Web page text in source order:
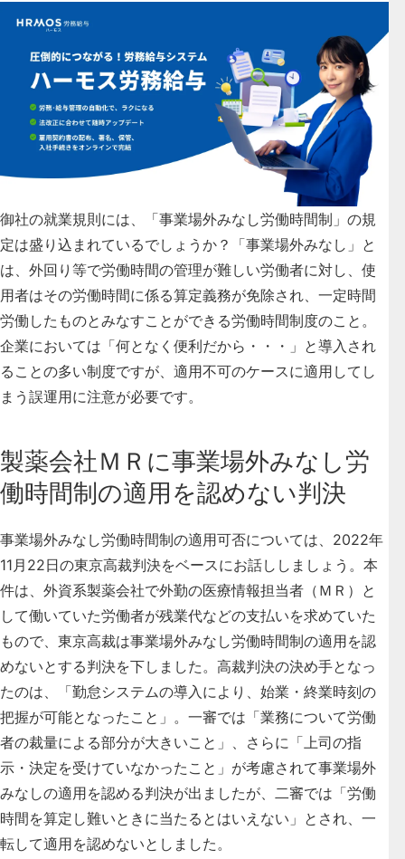
御社の就業規則には、「事業場外みなし労働時間制」の規
定は盛り込まれているでしょうか？「事業場外みなし」と
は、外回り等で労働時間の管理が難しい労働者に対し、使
用者はその労働時間に係る算定義務が免除され、一定時間
労働したものとみなすことができる労働時間制度のこと。
企業においては「何となく便利だから・・・」と導入され
ることの多い制度ですが、適用不可のケースに適用してし
まう誤運用に注意が必要です。
製薬会社ＭＲに事業場外みなし労
働時間制の適用を認めない判決
事業場外みなし労働時間制の適用可否については、2022年
11月22日の東京高裁判決をベースにお話ししましょう。本
件は、外資系製薬会社で外勤の医療情報担当者（ＭＲ）と
して働いていた労働者が残業代などの支払いを求めていた
もので、東京高裁は事業場外みなし労働時間制の適用を認
めないとする判決を下しました。高裁判決の決め手となっ
たのは、「勤怠システムの導入により、始業・終業時刻の
把握が可能となったこと」。一審では「業務について労働
者の裁量による部分が大きいこと」、さらに「上司の指
示・決定を受けていなかったこと」が考慮されて事業場外
みなしの適用を認める判決が出ましたが、二審では「労働
時間を算定し難いときに当たるとはいえない」とされ、一
転して適用を認めないとしました。